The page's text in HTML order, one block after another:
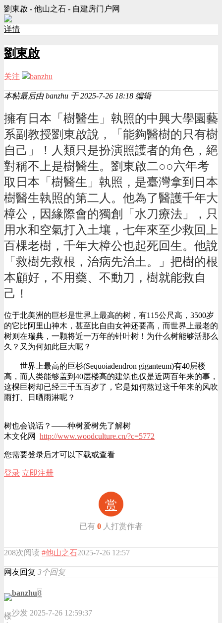
劉東啟 - 他山之石 - 自建房门户网
详情
劉東啟
关注 banzhu
本帖最后由 banzhu 于 2025-7-26 18:18 编辑
擁有日本「樹醫生」執照的中興大學園藝
系副教授劉東啟說，「能夠醫樹的只有樹
自己」！人類只是扮演照護者的角色，絕
對稱不上是樹醫生。劉東啟二○○六年考
取日本「樹醫生」執照，是臺灣拿到日本
樹醫生執照的第二人。他為了醫護千年大
樟公，因緣際會的獨創「水刀療法」，只
用水和空氣打入土壤，七年來至少救回上
百棵老樹，千年大樟公也起死回生。他說
「救樹先救根，治病先治土。」把樹的根
本顧好，不用藥、不動刀，樹就能救自
己！
位于北美洲的巨杉是世界上最高的树，有115公尺高，3500岁
的它比阿里山神木，甚至比自由女神还要高，而世界上最老的
树则在瑞典，一颗将近一万年的针叶树！为什么树能够活那么
久？又为何如此巨大呢？
世界上最高的巨杉(Sequoiadendron giganteum)有40层楼
高，而人类能够盖到40层楼高的建筑也仅是近两百年来的事，
这棵巨树却已经三千五百岁了，它是如何熬过这千年来的风吹
雨打、日晒雨淋呢？
树也会说话？——种树爱树先了解树
木文化网 http://www.woodculture.cn/?c=5772
您需要登录后才可以下载或查看
登录 立即注册
赏
已有 0 人打赏作者
208次阅读 #他山之石2025-7-26 12:57
网友回复 3个回复
楼
banzhu8
沙发 2025-7-26 12:59:37